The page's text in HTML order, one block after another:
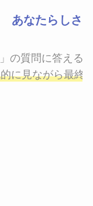
あなたらしさ
の質問に答える
に見ながら最終